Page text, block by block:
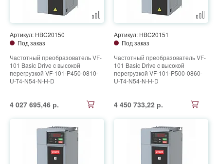
Артикул: HBC20150
Под заказ
Частотный преобразователь VF-
101 Basic Drive c высокой
перегрузкой VF-101-P450-0810-
U-T4-N54-N-H-D
4 027 695,46 р.
Артикул: HBC20151
Под заказ
Частотный преобразователь VF-
101 Basic Drive c высокой
перегрузкой VF-101-P500-0860-
U-T4-N54-N-H-D
4 450 733,22 р.